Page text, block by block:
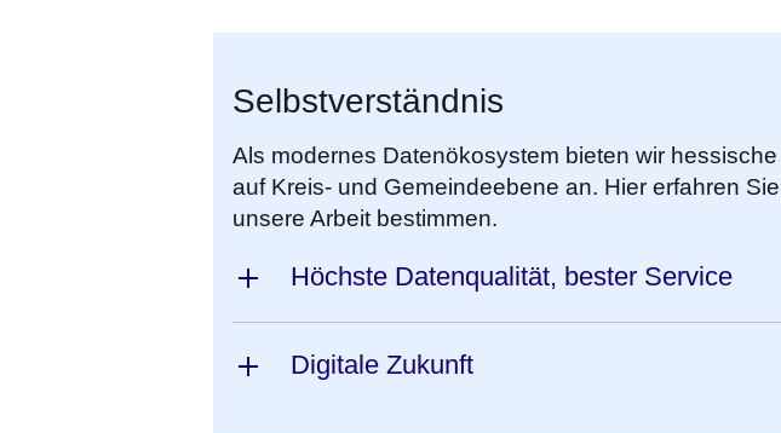
Selbstverständnis
Als modernes Datenökosystem bieten wir
auf Kreis- und Gemeindeebene an. Hier erfahren
unsere Arbeit bestimmen.
Höchste Datenqualität, bester Service
Digitale Zukunft